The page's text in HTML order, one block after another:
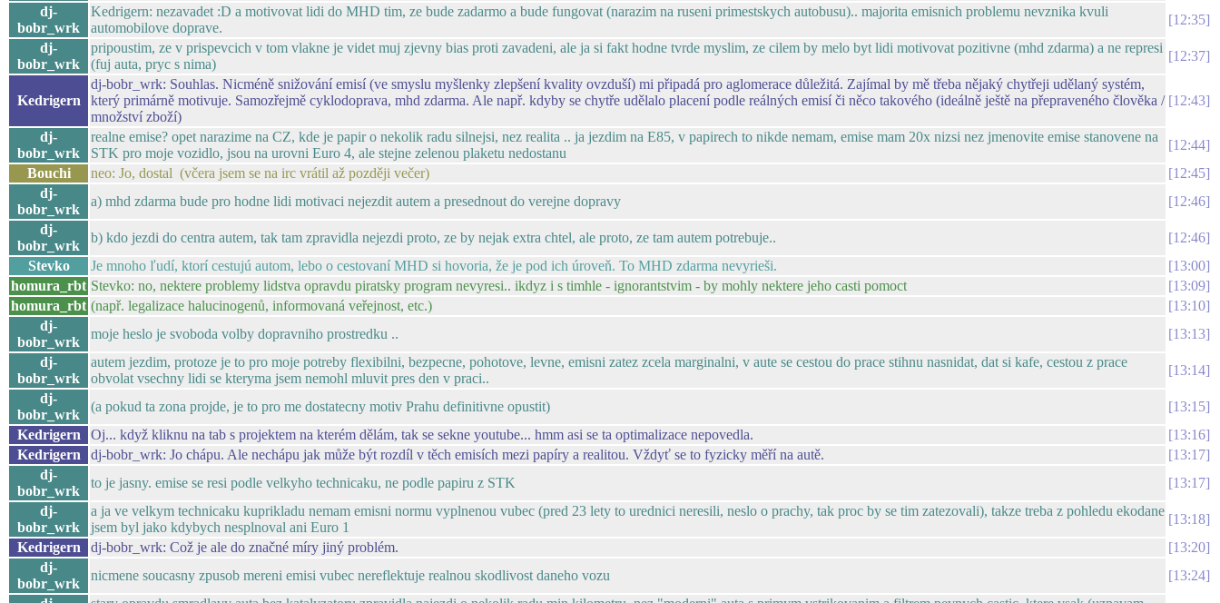
dj-
bobr_wrk
Kedrigern: nezavadet :D a motivovat lidi do MHD tim, ze bude zadarmo a bude fungovat (narazim na ruseni primestskych autobusu).. majorita emisnich problemu nevznika kvuli
automobilove doprave.
12:35
dj-
bobr_wrk
pripoustim, ze v prispevcich v tom vlakne je videt muj zjevny bias proti zavadeni, ale ja si fakt hodne tvrde myslim, ze cilem by melo byt lidi motivovat pozitivne (mhd zdarma) a ne represi
(fuj auta, pryc s nima)
12:37
Kedrigern
dj-bobr_wrk: Souhlas. Nicméně snižování emisí (ve smyslu myšlenky zlepšení kvality ovzduší) mi připadá pro aglomerace důležitá. Zajímal by mě třeba nějaký chytřeji udělaný systém,
který primárně motivuje. Samozřejmě cyklodoprava, mhd zdarma. Ale např. kdyby se chytře udělalo placení podle reálných emisí či něco takového (ideálně ještě na přepraveného člověka /
množství zboží)
12:43
dj-
bobr_wrk
realne emise? opet narazime na CZ, kde je papir o nekolik radu silnejsi, nez realita .. ja jezdim na E85, v papirech to nikde nemam, emise mam 20x nizsi nez jmenovite emise stanovene na
STK pro moje vozidlo, jsou na urovni Euro 4, ale stejne zelenou plaketu nedostanu
12:44
Bouchi
neo: Jo, dostal (včera jsem se na irc vrátil až později večer)
12:45
dj-
bobr_wrk
a) mhd zdarma bude pro hodne lidi motivaci nejezdit autem a presednout do verejne dopravy
12:46
dj-
bobr_wrk
b) kdo jezdi do centra autem, tak tam zpravidla nejezdi proto, ze by nejak extra chtel, ale proto, ze tam autem potrebuje..
12:46
Stevko
Je mnoho ľudí, ktorí cestujú autom, lebo o cestovaní MHD si hovoria, že je pod ich úroveň. To MHD zdarma nevyrieši.
13:00
homura_rbt Stevko: no, nektere problemy lidstva opravdu piratsky program nevyresi.. ikdyz i s timhle - ignorantstvim - by mohly nektere jeho casti pomoct
13:09
homura_rbt (např. legalizace halucinogenů, informovaná veřejnost, etc.)
13:10
dj-
bobr_wrk
moje heslo je svoboda volby dopravniho prostredku ..
13:13
dj-
bobr_wrk
autem jezdim, protoze je to pro moje potreby flexibilni, bezpecne, pohotove, levne, emisni zatez zcela marginalni, v aute se cestou do prace stihnu nasnidat, dat si kafe, cestou z prace
obvolat vsechny lidi se kteryma jsem nemohl mluvit pres den v praci..
13:14
dj-
bobr_wrk
(a pokud ta zona projde, je to pro me dostatecny motiv Prahu definitivne opustit)
13:15
Kedrigern
Oj... když kliknu na tab s projektem na kterém dělám, tak se sekne youtube... hmm asi se ta optimalizace nepovedla.
13:16
Kedrigern
dj-bobr_wrk: Jo chápu. Ale nechápu jak může být rozdíl v těch emisích mezi papíry a realitou. Vždyť se to fyzicky měří na autě.
13:17
dj-
bobr_wrk
to je jasny. emise se resi podle velkyho technicaku, ne podle papiru z STK
13:17
dj-
bobr_wrk
a ja ve velkym technicaku kuprikladu nemam emisni normu vyplnenou vubec (pred 23 lety to urednici neresili, neslo o prachy, tak proc by se tim zatezovali), takze treba z pohledu ekodane
jsem byl jako kdybych nesplnoval ani Euro 1
13:18
Kedrigern
dj-bobr_wrk: Což je ale do značné míry jiný problém.
13:20
dj-
bobr_wrk
nicmene soucasny zpusob mereni emisi vubec nereflektuje realnou skodlivost daneho vozu
13:24